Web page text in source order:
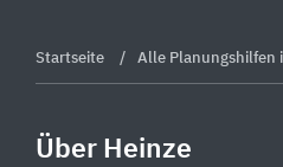
Startseite Alle Planungshilfen
Über Heinze